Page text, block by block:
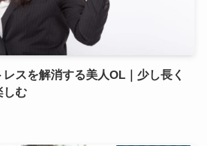
スを解消する美人OL｜少し長く
しむ